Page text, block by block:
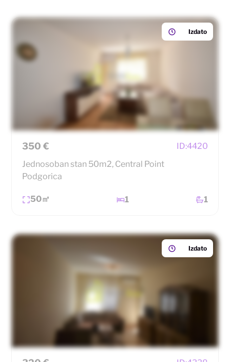
Izdato
350 € ID:4420
Jednosoban stan 50m2, Central Point
Podgorica
50㎡ 1 1
Izdato